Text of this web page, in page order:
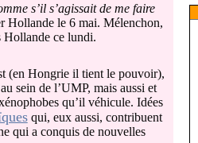
s’il s’agissait de me faire
Hollande le 6 mai. Mélenchon,
Hollande ce lundi.
(en Hongrie il tient le pouvoir),
sein de l’UMP, mais aussi et
qu’il véhicule. Idées
qui, eux aussi, contribuent
qui a conquis de nouvelles